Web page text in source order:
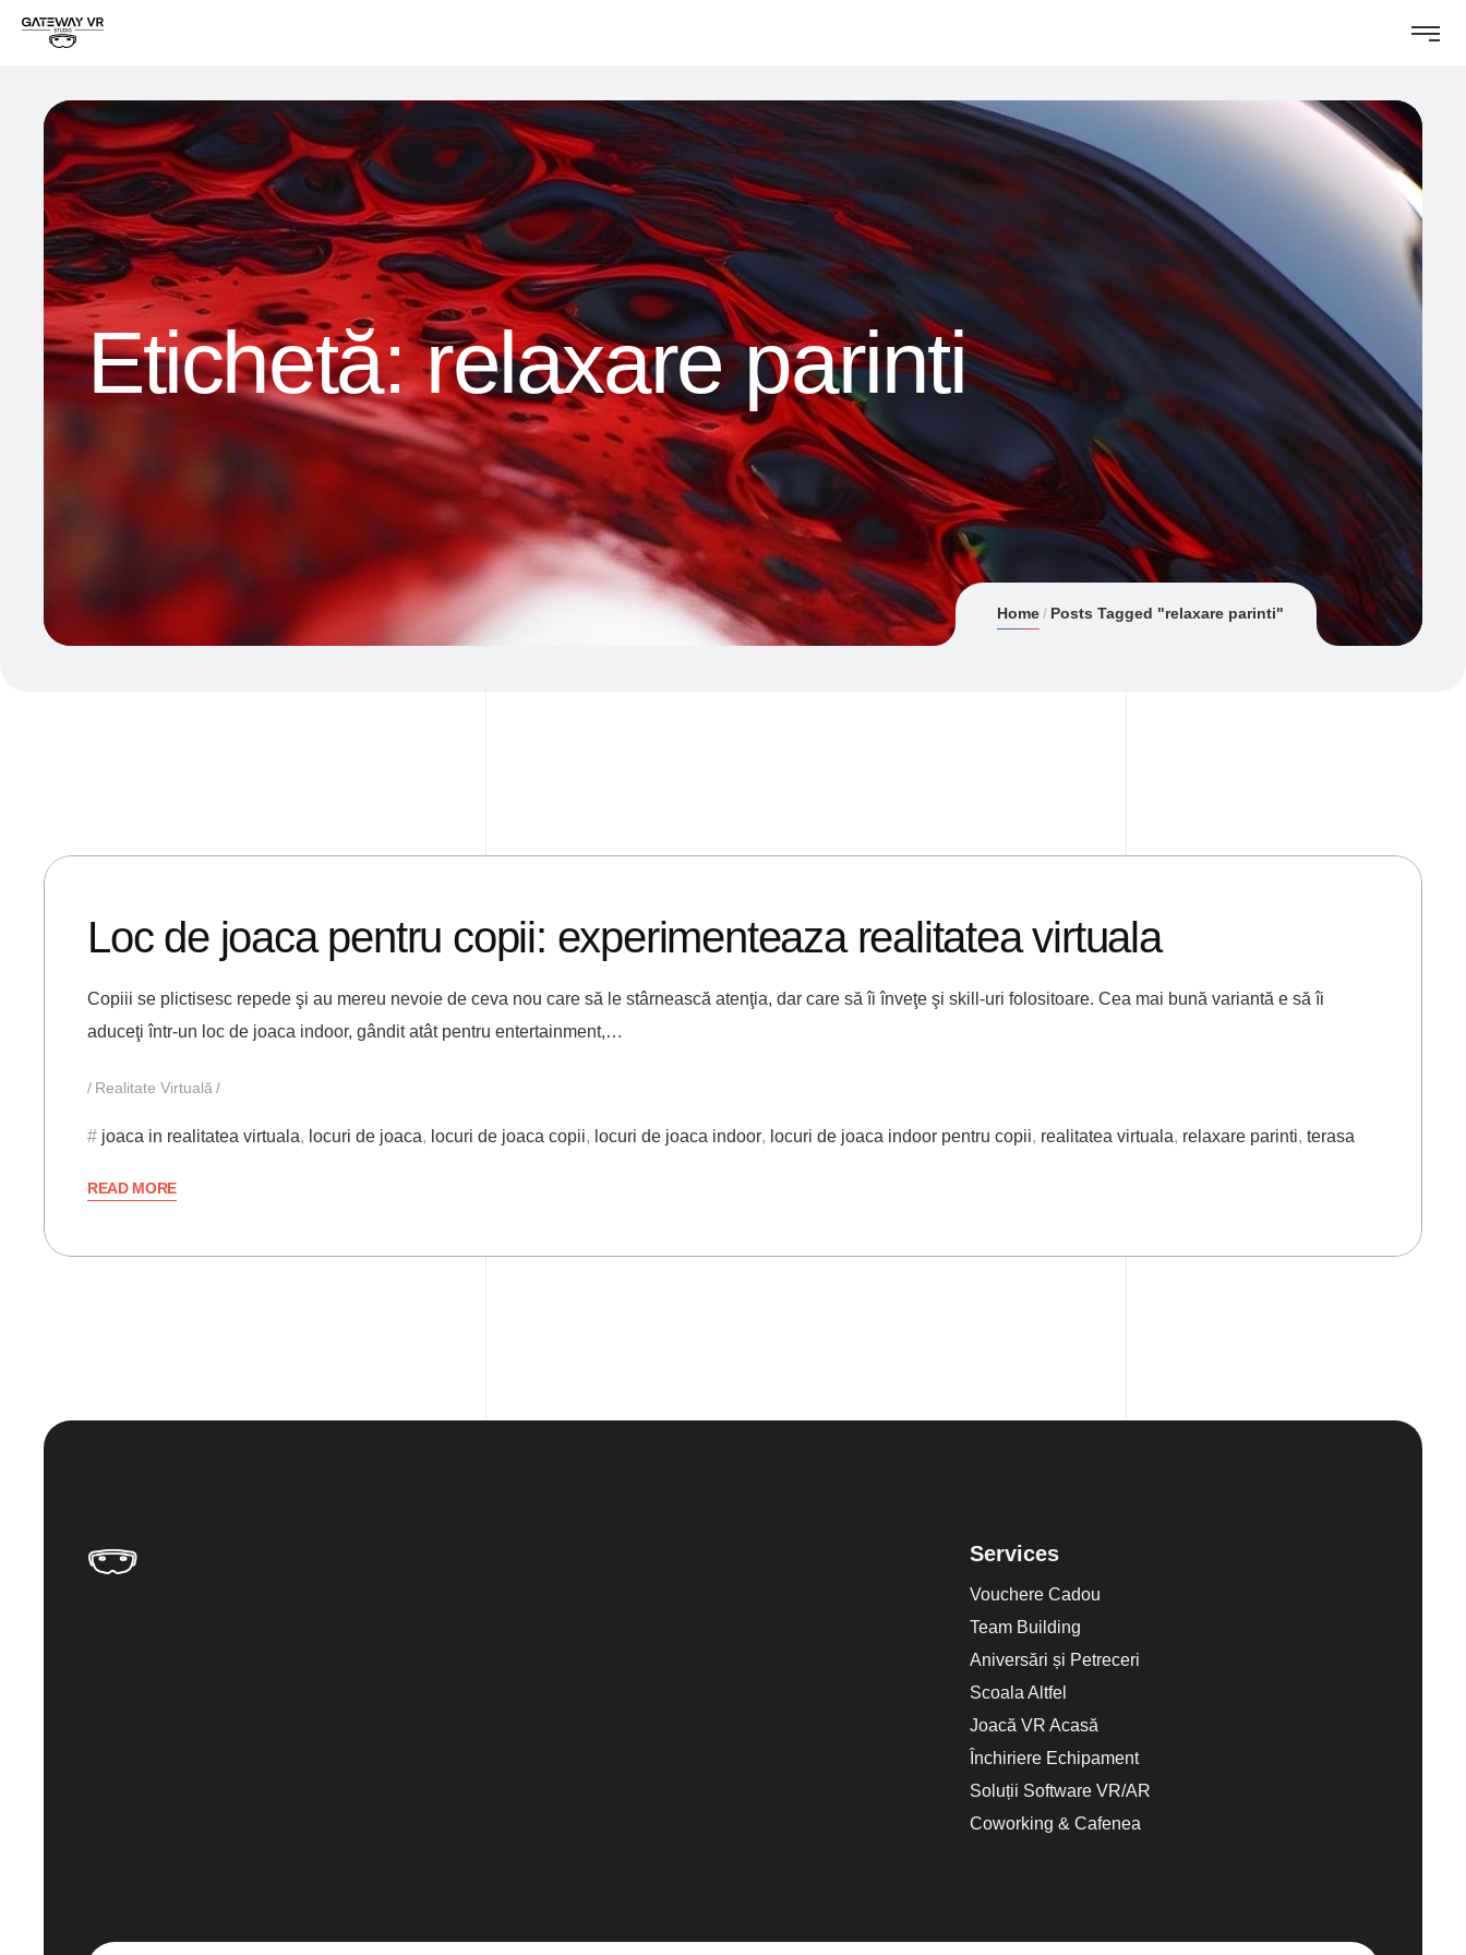
Etichetă:relaxare parinti
Home Posts Tagged "relaxare parinti"
Loc de joaca pentru copii: experimenteaza realitatea virtuala
Copiii se plictisesc repede şi au mereu nevoie de ceva nou care să le stârnească atenţia, dar care să îi înveţe şi skill-uri folositoare. Cea mai bună variantă e să îi
aduceţi într-un loc de joaca indoor, gândit atât pentru entertainment,…
Realitate Virtuală
joaca in realitatea virtuala, locuri de joaca, locuri de joaca copii, locuri de joaca indoor, locuri de joaca indoor pentru copii, realitatea virtuala, relaxare parinti, terasa
READ MORE
Services
Vouchere Cadou
Team Building
Aniversări și Petreceri
Scoala Altfel
Joacă VR Acasă
Închiriere Echipament
Soluții Software VR/AR
Coworking & Cafenea